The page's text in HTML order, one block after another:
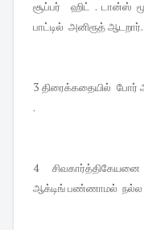
சூப்பர் ஹிட் . டான்ஸ்
பாட்டில் அனிரூத்
3 திரைக்கதையில் போர்
.
4
ஆக்டிங் பண்ணாமல் நல்ல